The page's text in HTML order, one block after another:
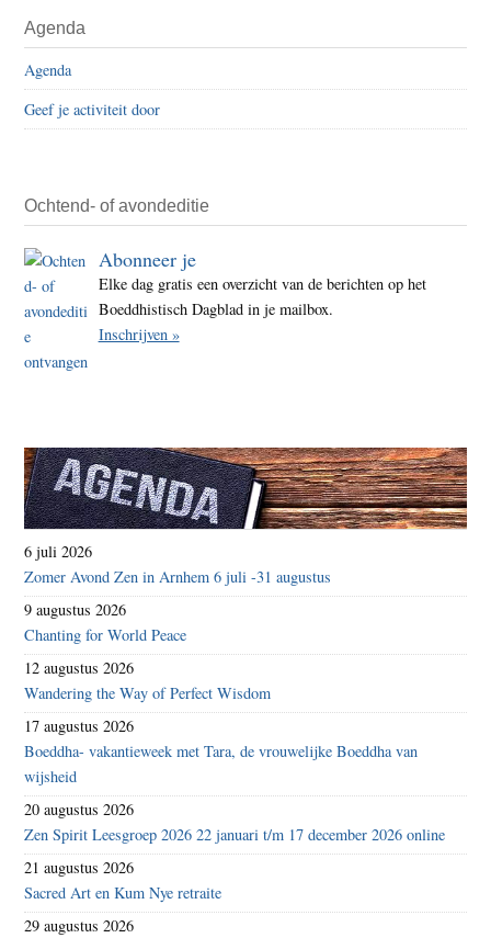
Agenda
Agenda
Geef je activiteit door
Ochtend- of avondeditie
Abonneer je
Elke dag gratis een overzicht van de berichten op het
Boeddhistisch Dagblad in je mailbox.
Inschrijven »
6 juli 2026
Zomer Avond Zen in Arnhem 6 juli -31 augustus
9 augustus 2026
Chanting for World Peace
12 augustus 2026
Wandering the Way of Perfect Wisdom
17 augustus 2026
Boeddha- vakantieweek met Tara, de vrouwelijke Boeddha van
wijsheid
20 augustus 2026
Zen Spirit Leesgroep 2026 22 januari t/m 17 december 2026 online
21 augustus 2026
Sacred Art en Kum Nye retraite
29 augustus 2026